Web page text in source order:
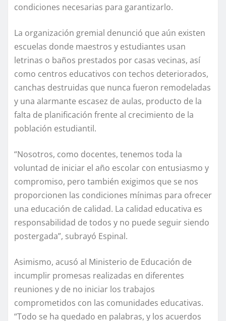
condiciones necesarias para garantizarlo.
La organización gremial denunció que aún existen
escuelas donde maestros y estudiantes usan
letrinas o baños prestados por casas vecinas, así
como centros educativos con techos deteriorados,
canchas destruidas que nunca fueron remodeladas
y una alarmante escasez de aulas, producto de la
falta de planificación frente al crecimiento de la
población estudiantil.
“Nosotros, como docentes, tenemos toda la
voluntad de iniciar el año escolar con entusiasmo y
compromiso, pero también exigimos que se nos
proporcionen las condiciones mínimas para ofrecer
una educación de calidad. La calidad educativa es
responsabilidad de todos y no puede seguir siendo
postergada”, subrayó Espinal.
Asimismo, acusó al Ministerio de Educación de
incumplir promesas realizadas en diferentes
reuniones y de no iniciar los trabajos
comprometidos con las comunidades educativas.
“Todo se ha quedado en palabras, y los acuerdos